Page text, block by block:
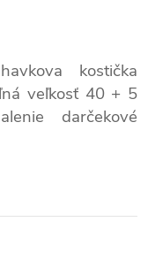
kostička
veľkosť 40 + 5
darčekové